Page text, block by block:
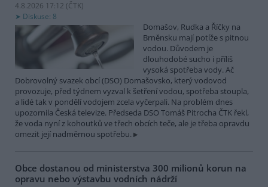
4.8.2026 17:12 (ČTK)
Diskuse: 8
Domašov, Rudka a Říčky na
Brněnsku mají potíže s pitnou
vodou. Důvodem je
dlouhodobé sucho i příliš
vysoká spotřeba vody. Ač
Dobrovolný svazek obcí (DSO) Domašovsko, který vodovod
provozuje, před týdnem vyzval k šetření vodou, spotřeba stoupla,
a lidé tak v pondělí vodojem zcela vyčerpali. Na problém dnes
upozornila Česká televize. Předseda DSO Tomáš Pitrocha ČTK řekl,
že voda nyní z kohoutků ve třech obcích teče, ale je třeba opravdu
omezit její nadměrnou spotřebu.
Obce dostanou od ministerstva 300 milionů korun na
opravu nebo výstavbu vodních nádrží